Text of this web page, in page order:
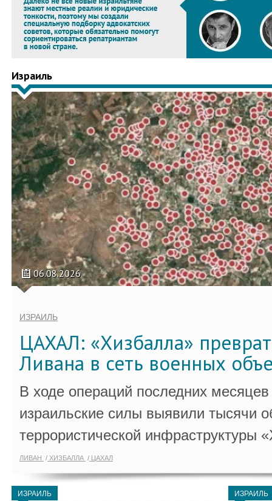
Израиль
06.08.2026
ИЗРАИЛЬ
ЦАХАЛ: «Хизбалла»
Ливана в сеть военных
В ходе операций последних
израильские силы выявили тысячи
террористической инфраструктуры
ЛИВАН ХИЗБАЛЛА ЦАХАЛ
ИЗРАИЛЬ ИЗРАИЛЬ